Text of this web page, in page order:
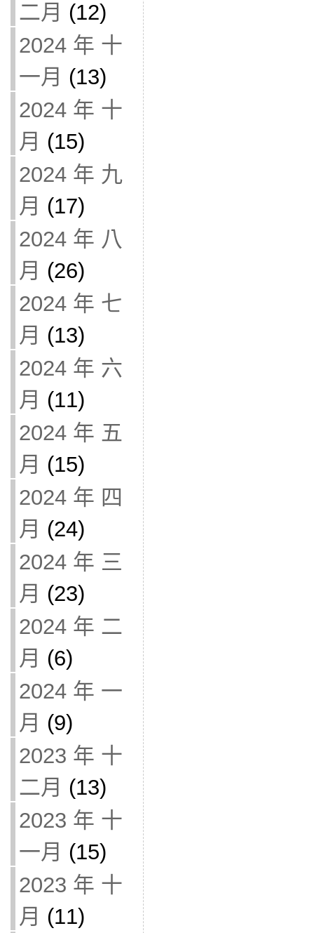
二月 (12)
2024 年 十
一月 (13)
2024 年 十
月 (15)
2024 年 九
月 (17)
2024 年 八
月 (26)
2024 年 七
月 (13)
2024 年 六
月 (11)
2024 年 五
月 (15)
2024 年 四
月 (24)
2024 年 三
月 (23)
2024 年 二
月 (6)
2024 年 一
月 (9)
2023 年 十
二月 (13)
2023 年 十
一月 (15)
2023 年 十
月 (11)